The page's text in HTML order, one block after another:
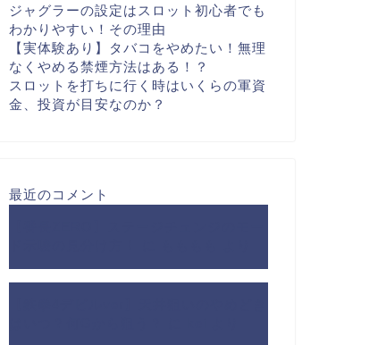
ジャグラーの設定はスロット初心者でも
わかりやすい！その理由
【実体験あり】タバコをやめたい！無理
なくやめる禁煙方法はある！？
スロットを打ちに行く時はいくらの軍資
金、投資が目安なのか？
最近のコメント